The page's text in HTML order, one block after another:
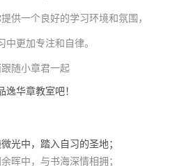
供一个良好的学习环境和氛围，
中更加专注和自律。
随小章君一起
逸华章教室吧！
光中，踏入自习的圣地；
晖中，与书海深情相拥；